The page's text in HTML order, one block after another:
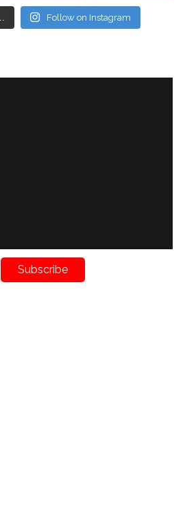
Follow on Instagram
Subscribe